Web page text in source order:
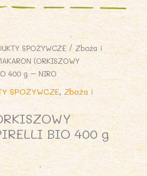
SPOŻYWCZE / Zboża i
(ORKISZOWY
400 g – NIRO
SPOŻYWCZE, Zboża i
BIO 400 g